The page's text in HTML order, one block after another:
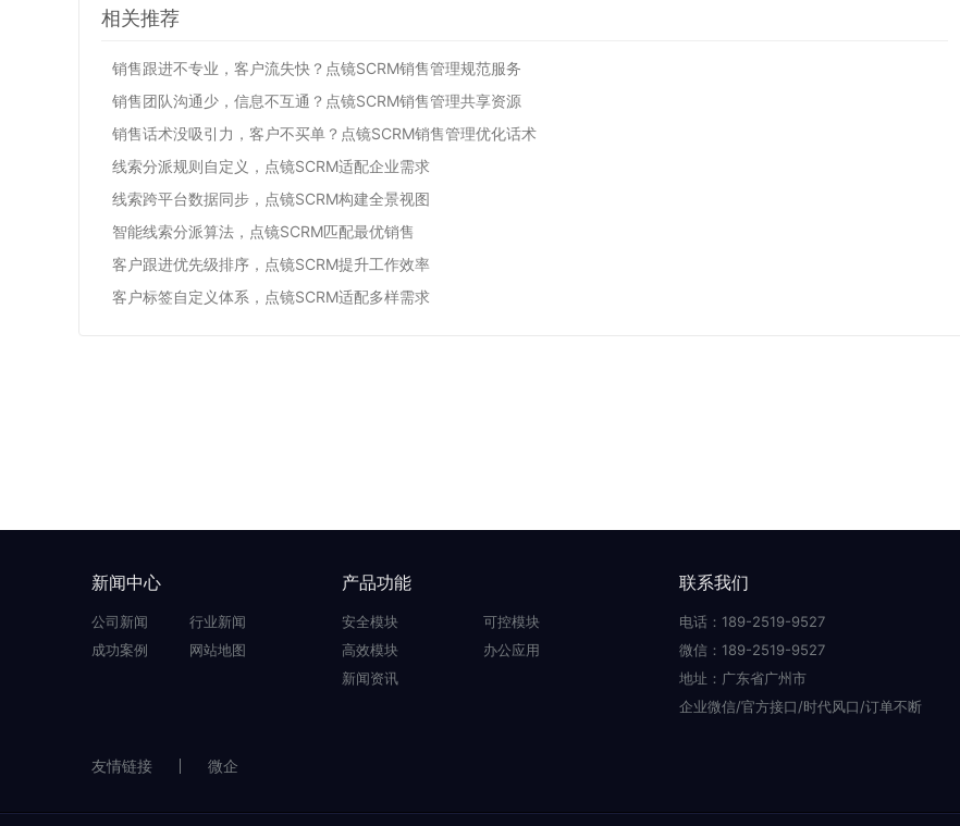
相关推荐
销售跟进不专业，客户流失快？点镜SCRM销售管理规范服务
销售团队沟通少，信息不互通？点镜SCRM销售管理共享资源
销售话术没吸引力，客户不买单？点镜SCRM销售管理优化话术
线索分派规则自定义，点镜SCRM适配企业需求
线索跨平台数据同步，点镜SCRM构建全景视图
智能线索分派算法，点镜SCRM匹配最优销售
客户跟进优先级排序，点镜SCRM提升工作效率
客户标签自定义体系，点镜SCRM适配多样需求
新闻中心
公司新闻
行业新闻
成功案例
网站地图
产品功能
安全模块
可控模块
高效模块
办公应用
新闻资讯
联系我们
电话：189-2519-9527
微信：189-2519-9527
地址：广东省广州市
企业微信/官方接口/时代风口/订单不断
友情链接 微企